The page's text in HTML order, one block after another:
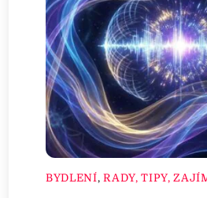
BYDLENÍ,RADY, TIPY,